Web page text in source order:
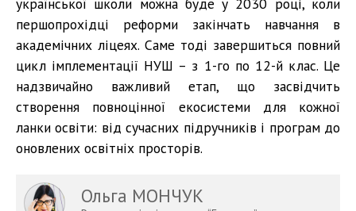
першопрохідці реформи закінчать навчання в
академічних ліцеях. Саме тоді завершиться повний
цикл імплементації НУШ – з 1-го по 12-й клас. Це
надзвичайно важливий етап, що засвідчить
створення повноцінної екосистеми для кожної
ланки освіти: від сучасних підручників і програм до
оновлених освітніх просторів.
Ольга МОНЧУК